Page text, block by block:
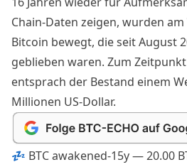
Chain-Daten zeigen, wurden
Bitcoin bewegt, die seit August
geblieben waren. Zum
entsprach der Bestand einem
Millionen US-Dollar.
💤 BTC awakened-15y — 20.00